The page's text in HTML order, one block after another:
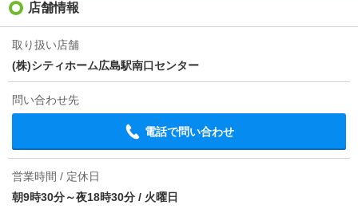
店舗情報
取り扱い店舗
(株)シティホーム広島駅南口センター
問い合わせ先
電話で問い合わせ
営業時間 / 定休日
朝9時30分～夜18時30分 / 火曜日